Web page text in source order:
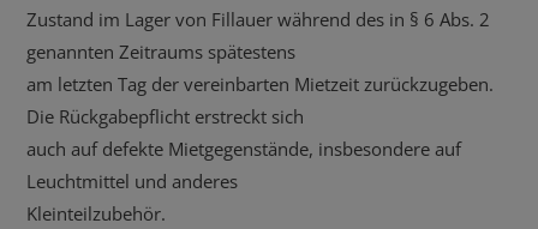
Zustand im Lager von Fillauer während des in § 6 Abs. 2
genannten Zeitraums spätestens
am letzten Tag der vereinbarten Mietzeit zurückzugeben.
Die Rückgabepflicht erstreckt sich
auch auf defekte Mietgegenstände, insbesondere auf
Leuchtmittel und anderes
Kleinteilzubehör.